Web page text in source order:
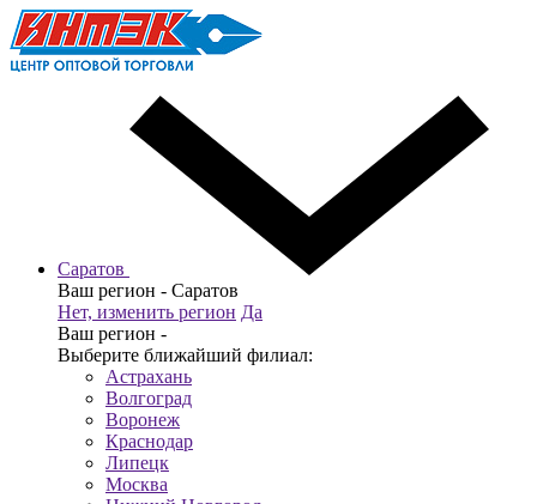
Саратов
Ваш регион - Саратов
Нет, изменить регион Да
Ваш регион -
Выберите ближайший филиал:
Астрахань
Волгоград
Воронеж
Краснодар
Липецк
Москва